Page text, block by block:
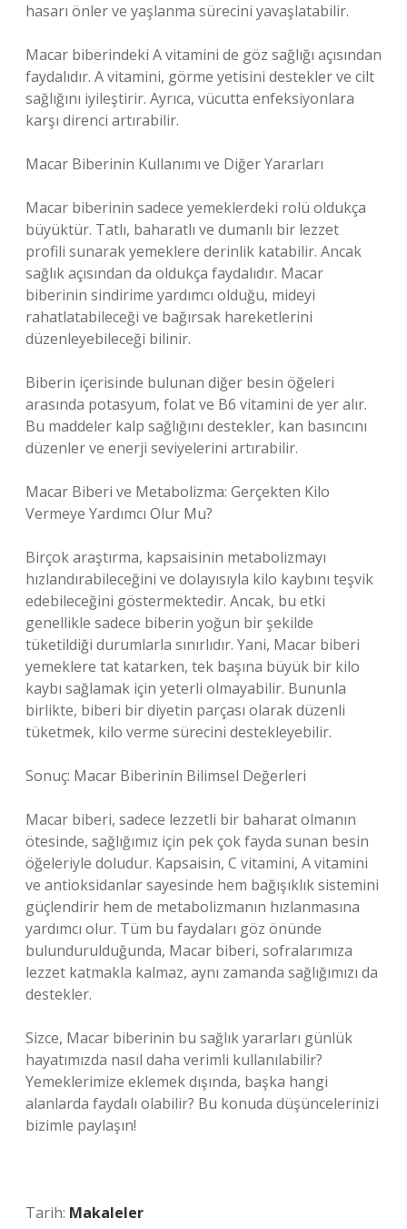
hasarı önler ve yaşlanma sürecini yavaşlatabilir.
Macar biberindeki A vitamini de göz sağlığı açısından
faydalıdır. A vitamini, görme yetisini destekler ve cilt
sağlığını iyileştirir. Ayrıca, vücutta enfeksiyonlara
karşı direnci artırabilir.
Macar Biberinin Kullanımı ve Diğer Yararları
Macar biberinin sadece yemeklerdeki rolü oldukça
büyüktür. Tatlı, baharatlı ve dumanlı bir lezzet
profili sunarak yemeklere derinlik katabilir. Ancak
sağlık açısından da oldukça faydalıdır. Macar
biberinin sindirime yardımcı olduğu, mideyi
rahatlatabileceği ve bağırsak hareketlerini
düzenleyebileceği bilinir.
Biberin içerisinde bulunan diğer besin öğeleri
arasında potasyum, folat ve B6 vitamini de yer alır.
Bu maddeler kalp sağlığını destekler, kan basıncını
düzenler ve enerji seviyelerini artırabilir.
Macar Biberi ve Metabolizma: Gerçekten Kilo
Vermeye Yardımcı Olur Mu?
Birçok araştırma, kapsaisinin metabolizmayı
hızlandırabileceğini ve dolayısıyla kilo kaybını teşvik
edebileceğini göstermektedir. Ancak, bu etki
genellikle sadece biberin yoğun bir şekilde
tüketildiği durumlarla sınırlıdır. Yani, Macar biberi
yemeklere tat katarken, tek başına büyük bir kilo
kaybı sağlamak için yeterli olmayabilir. Bununla
birlikte, biberi bir diyetin parçası olarak düzenli
tüketmek, kilo verme sürecini destekleyebilir.
Sonuç: Macar Biberinin Bilimsel Değerleri
Macar biberi, sadece lezzetli bir baharat olmanın
ötesinde, sağlığımız için pek çok fayda sunan besin
öğeleriyle doludur. Kapsaisin, C vitamini, A vitamini
ve antioksidanlar sayesinde hem bağışıklık sistemini
güçlendirir hem de metabolizmanın hızlanmasına
yardımcı olur. Tüm bu faydaları göz önünde
bulundurulduğunda, Macar biberi, sofralarımıza
lezzet katmakla kalmaz, aynı zamanda sağlığımızı da
destekler.
Sizce, Macar biberinin bu sağlık yararları günlük
hayatımızda nasıl daha verimli kullanılabilir?
Yemeklerimize eklemek dışında, başka hangi
alanlarda faydalı olabilir? Bu konuda düşüncelerinizi
bizimle paylaşın!
Tarih: Makaleler